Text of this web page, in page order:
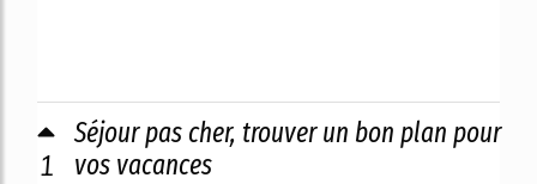
1
Séjour pas cher, trouver un bon plan pour
vos vacances